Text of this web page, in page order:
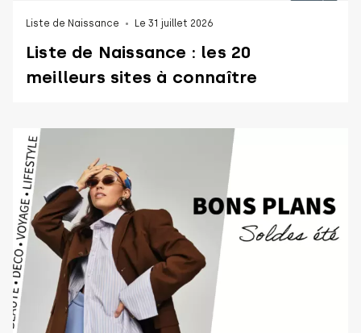
Liste de Naissance Le 31 juillet 2026
Liste de Naissance : les 20
meilleurs sites à connaître